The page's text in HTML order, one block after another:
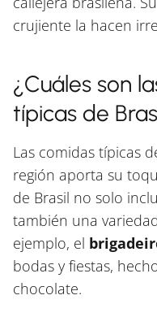
crujiente la hacen
¿Cuáles son
típicas de
Las comidas típicas
región aporta su
de Brasil no solo
también una
ejemplo, el
bodas y fiestas,
chocolate.